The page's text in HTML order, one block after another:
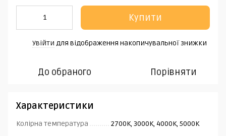
Купити
Увійти для відображення накопичувальної знижки
До обраного Порівняти
Характеристики
Колірна температура 2700K, 3000K, 4000K, 5000K